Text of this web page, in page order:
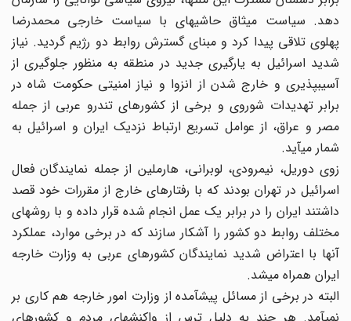
دهد. سیاست میثاق حاشیه‎ای با سیاست خارجی محمدرضا
پهلوی تلاقی پیدا کرد و مبنای گسترش روابط دو رژیم گردید. نیاز
شدید اسرائیل به یارگیری جدید در منطقه به منظور جلوگیری از
آسیب‎پذیری و خارج شدن از انزوا و نیاز امنیتی حکومت شاه در
برابر تهدیدات شوروی و برخی از کشورهای تندرو عربی از جمله
مصر و عراق، از عوامل تسریع ارتباط نزدیک ایران و اسرائیل به
شمار می‎آید.
زوی دوریل، نیمرودی، لوبرانی، هارملین از جمله نمایندگان فعال
اسرائیل در تهران بودند که با رفتارهای خارج از مقررات خود قصد
داشتند ایران را در برابر یک عمل انجام شده قرار داده و با روشهای
مختلف روابط دو کشور را آشکار سازند که در برخی موارد، عملکرد
آنها با اعتراض شدید نمایندگان کشورهای عربی به وزارت خارجه
ایران همراه می‎شد.
البته در برخی از مسائل پیش‎آمده از وزارت امور خارجه هم کاری بر